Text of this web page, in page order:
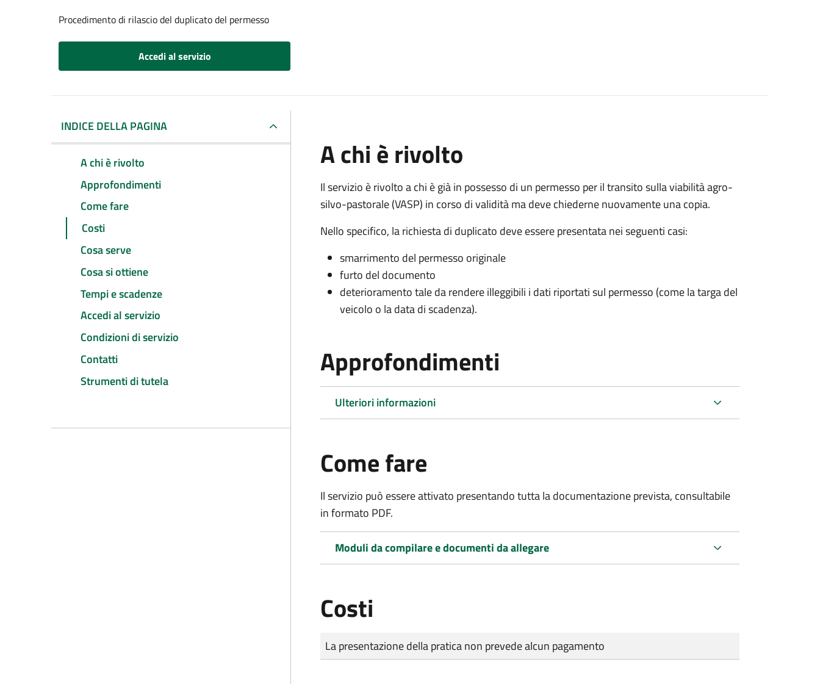
Procedimento di rilascio del duplicato del permesso
Accedi al servizio
INDICE DELLA PAGINA
A chi è rivolto
Approfondimenti
Come fare
Costi
Cosa serve
Cosa si ottiene
Tempi e scadenze
Accedi al servizio
Condizioni di servizio
Contatti
Strumenti di tutela
A chi è rivolto
Il servizio è rivolto a chi è già in possesso di un permesso per il transito sulla viabilità agro-
silvo-pastorale (VASP) in corso di validità ma deve chiederne nuovamente una copia.
Nello specifico, la richiesta di duplicato deve essere presentata nei seguenti casi:
smarrimento del permesso originale
furto del documento
deterioramento tale da rendere illeggibili i dati riportati sul permesso (come la targa del
veicolo o la data di scadenza).
Approfondimenti
Ulteriori informazioni
Come fare
Il servizio può essere attivato presentando tutta la documentazione prevista, consultabile
in formato PDF.
Moduli da compilare e documenti da allegare
Costi
Tipo di pagamento
Importo
La presentazione della pratica non prevede alcun pagamento